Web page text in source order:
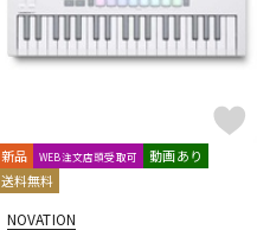
電子ピアノ
エフェクター
新品 WEB注文店頭受取可
動画あり
送料無料
NOVATION